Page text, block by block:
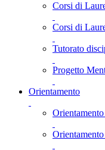
Corsi di
Corsi di
Tutorato
Progetto
Orientamento